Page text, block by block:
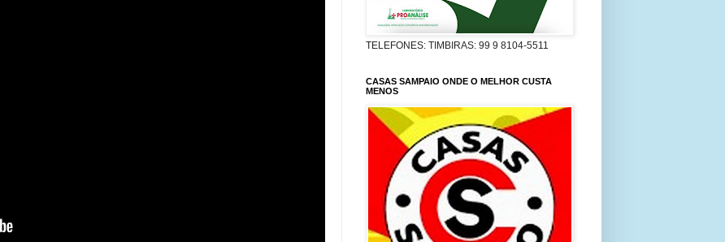
TELEFONES: TIMBIRAS: 99 9 8104-5511
CASAS SAMPAIO ONDE O MELHOR CUSTA
MENOS